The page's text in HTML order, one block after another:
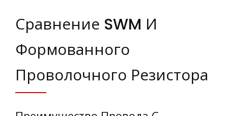
Сравнение SWM И
Формованного
Проволочного Резистора